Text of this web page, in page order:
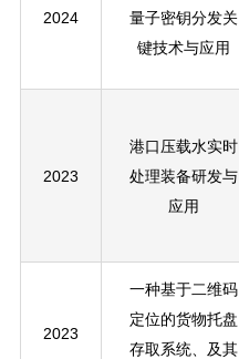
2024
量子密钥分发关
键技术与应用
2023
港口压载水实时
处理装备研发与
应用
2023
一种基于二维码
定位的货物托盘
存取系统、及其